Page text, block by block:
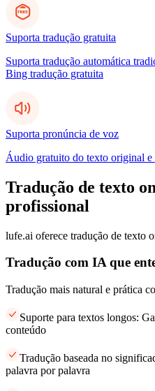
Suporta tradução gratuita
Suporta tradução automática
Bing tradução gratuita
Suporta pronúncia de voz
Áudio gratuito do texto original e
Tradução de texto
profissional
lufe.ai oferece tradução de texto
Tradução com IA que
Tradução mais natural e prática
Suporte para textos longos:
conteúdo
Tradução baseada no
palavra por palavra